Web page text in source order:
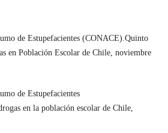
de Estupefacientes (CONACE).Quinto
en Población Escolar de Chile, noviembre
de Estupefacientes
en la población escolar de Chile,